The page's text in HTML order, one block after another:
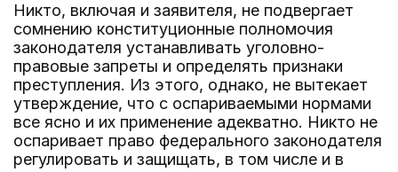
Никто, включая и заявителя, не подвергает
сомнению конституционные полномочия
законодателя устанавливать уголовно-
правовые запреты и определять признаки
преступления. Из этого, однако, не вытекает
утверждение, что с оспариваемыми нормами
все ясно и их применение адекватно. Никто не
оспаривает право федерального законодателя
регулировать и защищать, в том числе и в